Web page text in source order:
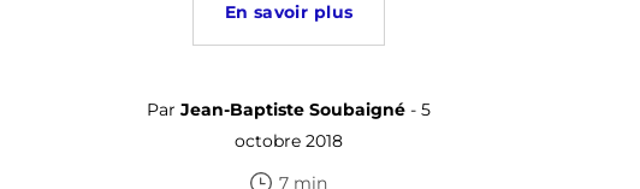
En savoir plus
Par Jean-Baptiste Soubaigné - 5
octobre 2018
7 min